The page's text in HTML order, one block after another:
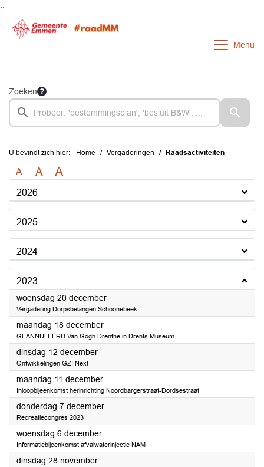
Menu
Zoeken
U bevindt zich hier: Home Vergaderingen Raadsactiviteiten
A A A
2026
2025
2024
2023
woensdag 20 december2023
Vergadering Dorpsbelangen Schoonebeek
maandag 18 december2023
GEANNULEERD Van Gogh Drenthe in Drents Museum
dinsdag 12 december2023
Ontwikkelingen GZI Next
maandag 11 december2023
Inloopbijeenkomst herinrichting Noordbargerstraat-Dordsestraat
donderdag 7 december2023
Recreatiecongres 2023
woensdag 6 december2023
Informatiebijeenkomst afvalwaterinjectie NAM
dinsdag 28 november2023